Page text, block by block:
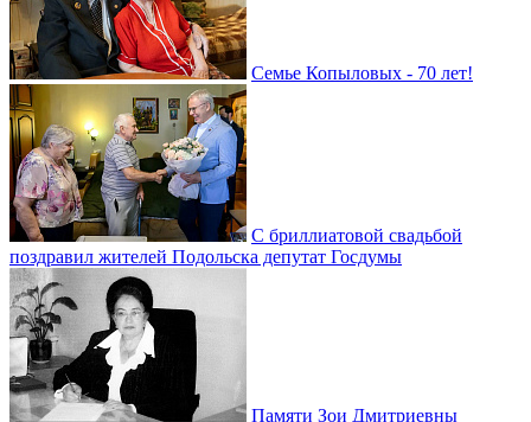
Семье Копыловых - 70 лет!
С бриллиатовой свадьбой
поздравил жителей Подольска депутат Госдумы
Памяти Зои Дмитриевны